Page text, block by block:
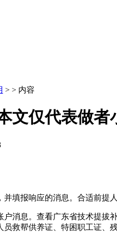
> > 内容
文仅代表做者
报响应的消息。合适前提人
息。查看广东省技术提拔补
员救帮供养证、特困职工证、